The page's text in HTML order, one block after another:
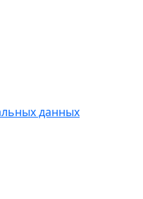
данных